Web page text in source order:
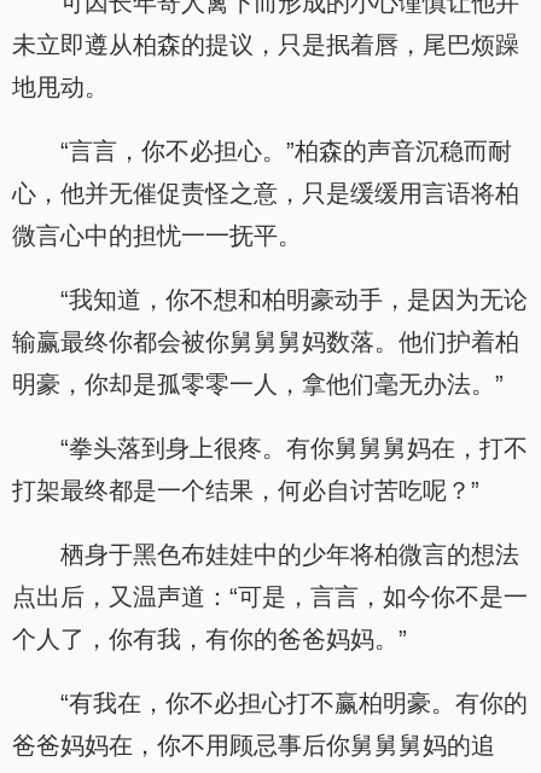
未立即遵从柏森的提议，只是抿着唇，尾巴烦躁
地甩动。
“言言，你不必担心。”柏森的声音沉稳而耐
心，他并无催促责怪之意，只是缓缓用言语将柏
微言心中的担忧一一抚平。
“我知道，你不想和柏明豪动手，是因为无论
输赢最终你都会被你舅舅舅妈数落。他们护着柏
明豪，你却是孤零零一人，拿他们毫无办法。”
“拳头落到身上很疼。有你舅舅舅妈在，打不
打架最终都是一个结果，何必自讨苦吃呢？”
栖身于黑色布娃娃中的少年将柏微言的想法
点出后，又温声道：“可是，言言，如今你不是一
个人了，你有我，有你的爸爸妈妈。”
“有我在，你不必担心打不赢柏明豪。有你的
爸爸妈妈在，你不用顾忌事后你舅舅舅妈的追